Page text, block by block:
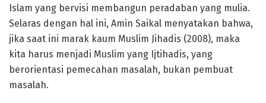
Islam yang bervisi membangun peradaban yang mulia.
Selaras dengan hal ini, Amin Saikal menyatakan bahwa,
jika saat ini marak kaum Muslim Jihadis (2008), maka
kita harus menjadi Muslim yang Ijtihadis, yang
berorientasi pemecahan masalah, bukan pembuat
masalah.